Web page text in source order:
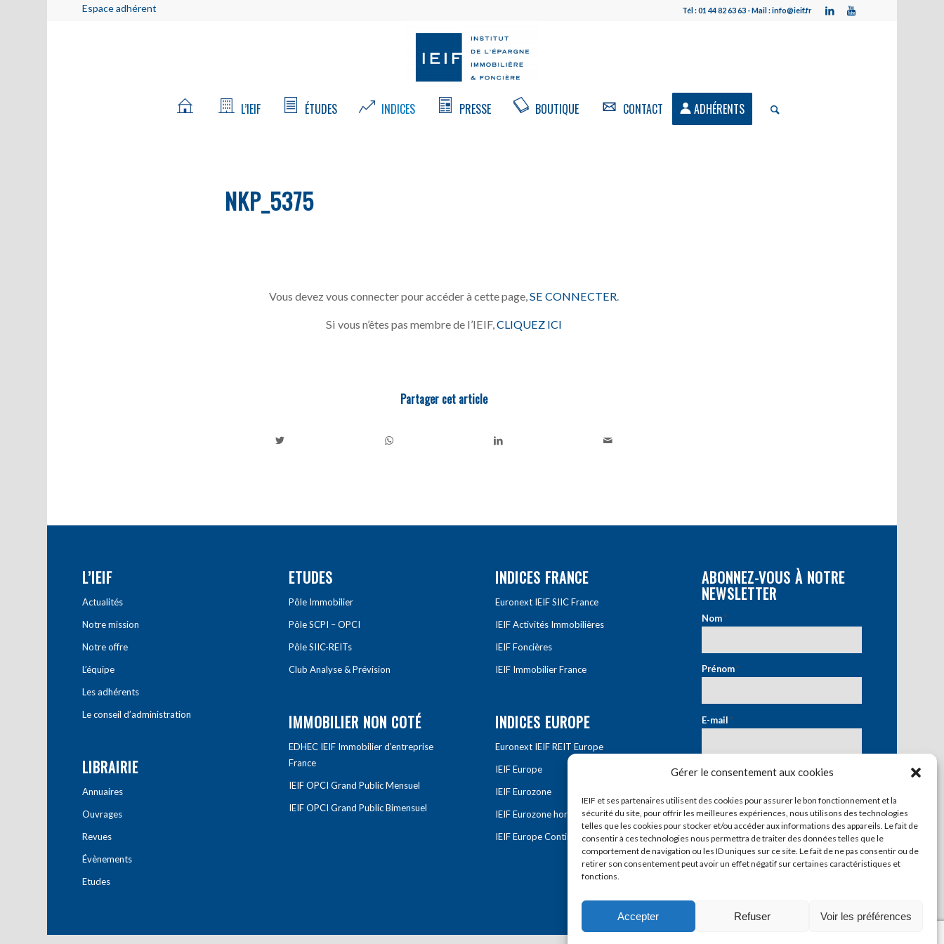
Gérer le consentement aux cookies
IEIF et ses partenaires utilisent des cookies pour assurer le bon fonctionnement et la
sécurité du site, pour offrir les meilleures expériences, nous utilisons des technologies
telles que les cookies pour stocker et/ou accéder aux informations des appareils. Le fait de
consentir à ces technologies nous permettra de traiter des données telles que le
comportement de navigation ou les ID uniques sur ce site. Le fait de ne pas consentir ou de
retirer son consentement peut avoir un effet négatif sur certaines caractéristiques et
fonctions.
Accepter Refuser Voir les préférences
Espace adhérent Tél : 01 44 82 63 63 - Mail : info@ieif.fr
L’IEIF ÉTUDES INDICES PRESSE BOUTIQUE CONTACT ADHÉRENTS
NKP_5375
Vous devez vous connecter pour accéder à cette page, SE CONNECTER
Si vous n’êtes pas membre de l’IEIF,CLIQUEZ ICI
Partager cet article
L’IEIF
Actualités
Notre mission
Notre offre
L’équipe
Les adhérents
Le conseil d’administration
LIBRAIRIE
Annuaires
Ouvrages
Revues
Évènements
Etudes
ETUDES
Pôle Immobilier
Pôle SCPI – OPCI
Pôle SIIC-REITs
Club Analyse & Prévision
IMMOBILIER NON COTÉ
EDHEC IEIF Immobilier d’entreprise
France
IEIF OPCI Grand Public Mensuel
IEIF OPCI Grand Public Bimensuel
INDICES FRANCE
Euronext IEIF SIIC France
IEIF Activités Immobilières
IEIF Foncières
IEIF Immobilier France
INDICES EUROPE
Euronext IEIF REIT Europe
IEIF Europe
IEIF Eurozone
IEIF Eurozone hors France
IEIF Europe Continentale
ABONNEZ-VOUS À NOTRE
NEWSLETTER
Nom*
Prénom*
E-mail*